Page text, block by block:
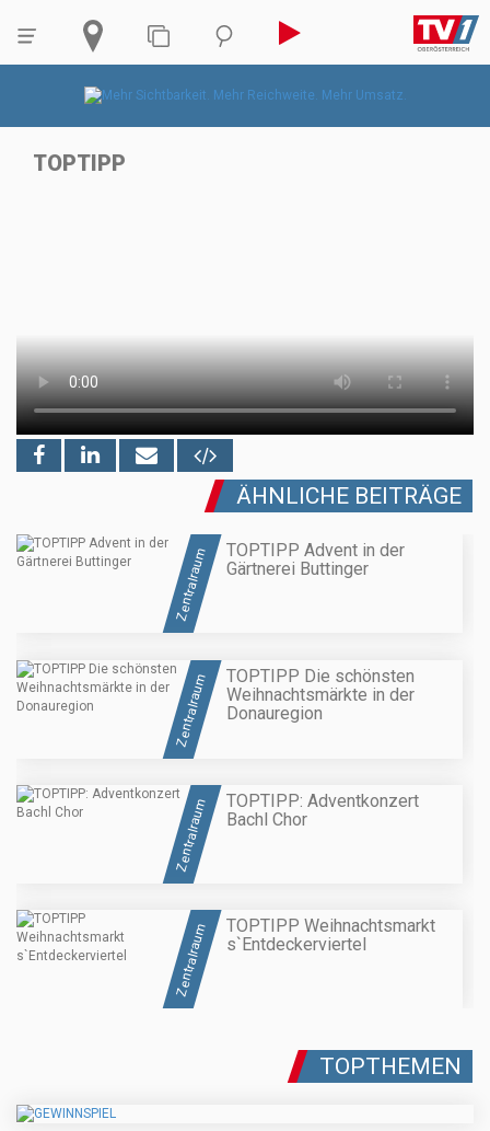
TOPTIPP
ÄHNLICHE BEITRÄGE
Zentralraum
TOPTIPP Advent in der
Gärtnerei Buttinger
Zentralraum
TOPTIPP Die schönsten
Weihnachtsmärkte in der
Donauregion
Zentralraum
TOPTIPP: Adventkonzert
Bachl Chor
Zentralraum
TOPTIPP Weihnachtsmarkt
s`Entdeckerviertel
TOPTHEMEN